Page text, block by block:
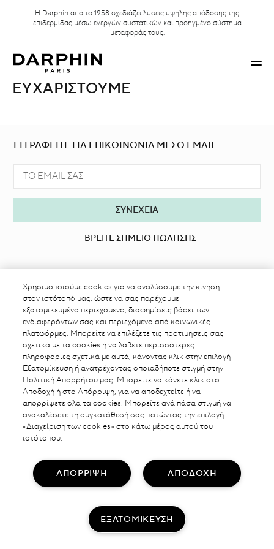
Η Darphin από το 1958 σχεδιάζει λύσεις υψηλής απόδοσης της
επιδερμίδας μέσω ενεργών συστατικών και προηγμένο σύστημα
μεταφοράς τους.
ΕΥΧΑΡΙΣΤΟΎΜΕ
ΕΓΓΡΑΦΕΙΤΕ ΓΙΑ ΕΠΙΚΟΙΝΩΝΙΑ ΜΕΣΩ EMAIL
ΒΡΕΙΤΕ ΣΗΜΕΙΟ ΠΩΛΗΣΗΣ
ΑΛΛΑΓΗ ΤΟΠΟΘΕΣΙΑΣ
GREECE
ΕΠΙΚΟΙΝΩΝΗΣΤΕ ΜΑΖΙ ΜΑΣ
ΠΟΛΙΤΙΚΗ ΑΠΟΡΡΗΤΟΥ
ΟΡΟΙ & ΠΡΟΫΠΟΘΕΣΕΙΣ
@2018 Laboratories Darphin
Χρησιμοποιούμε cookies για να αναλύσουμε την κίνηση
στον ιστότοπό μας, ώστε να σας παρέχουμε
εξατομικευμένο περιεχόμενο, διαφημίσεις βάσει των
ενδιαφερόντων σας και περιεχόμενο από κοινωνικές
πλατφόρμες. Μπορείτε να επιλέξετε τις προτιμήσεις σας
σχετικά με τα cookies ή να λάβετε περισσότερες
πληροφορίες σχετικά με αυτά, κάνοντας κλικ στην επιλογή
Εξατομίκευση ή ανατρέχοντας οποιαδήποτε στιγμή στην
Πολιτική Απορρήτου μας. Μπορείτε να κάνετε κλικ στο
Αποδοχή ή στο Απόρριψη, για να αποδεχτείτε ή να
απορρίψετε όλα τα cookies. Μπορείτε ανά πάσα στιγμή να
ανακαλέσετε τη συγκατάθεσή σας πατώντας την επιλογή
«Διαχείριση των cookies» στο κάτω μέρος αυτού του
ιστότοπου.
ΑΠΟΔΟΧΗ
ΑΠΟΡΡΙΨΗ
ΕΞΑΤΟΜΙΚΕΥΣΗ